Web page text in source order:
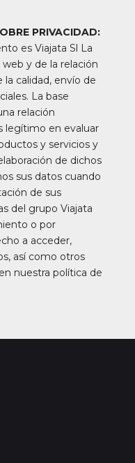
PRIVACIDAD:
es Viajata Sl La
y de la relación
la calidad, envío de
La base
relación
legítimo en evaluar
y servicios y
de dichos
sus datos cuando
de sus
del grupo Viajata
o por
a acceder,
así como otros
nuestra política de